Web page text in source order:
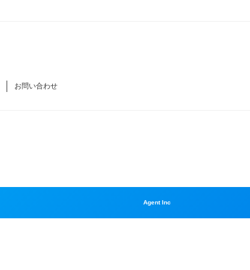
お問い合わせ
Agent Inc